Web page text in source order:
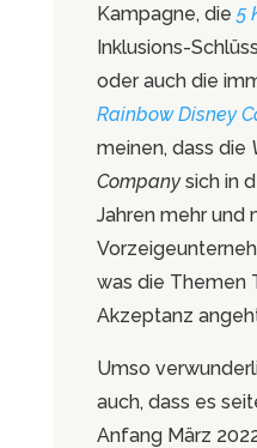
Kampagne, die5
Inklusions-
oder auch die
Rainbow Disney
meinen, dass die
Company sich in
Jahren mehr und
was die Themen
Akzeptanz
Umso
auch, dass es
Anfang März